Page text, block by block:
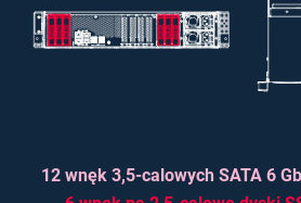
12 wnęk 3,5-calowych SATA 6